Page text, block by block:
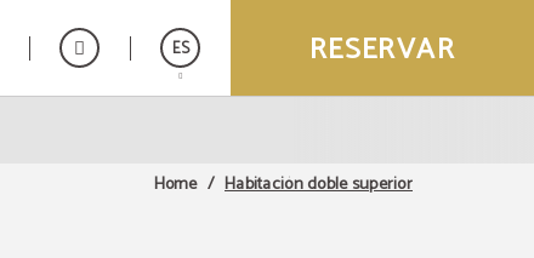
ES
Français
RESERVAR
Home Habitación doble superior